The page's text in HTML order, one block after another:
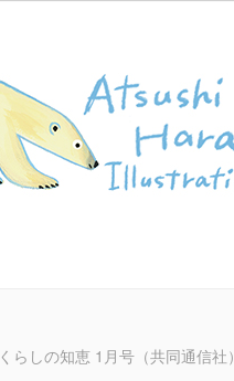
くらしの知恵 1月号（共同通信社）